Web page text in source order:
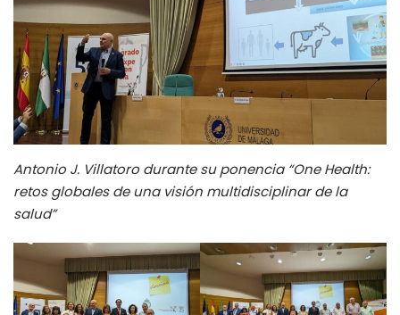
Antonio J. Villatoro durante su ponencia “One Health:
retos globales de una visión multidisciplinar de la
salud”